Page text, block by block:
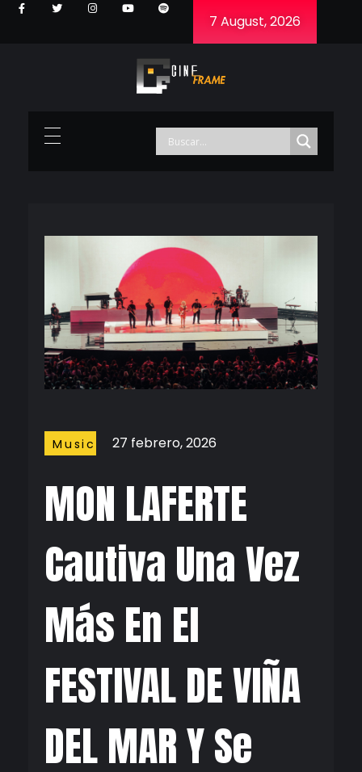
7 August, 2026
MON LAFERTE
Cautiva Una Vez
Más En El
FESTIVAL DE VIÑA
DEL MAR Y Se
27 febrero, 2026
Music